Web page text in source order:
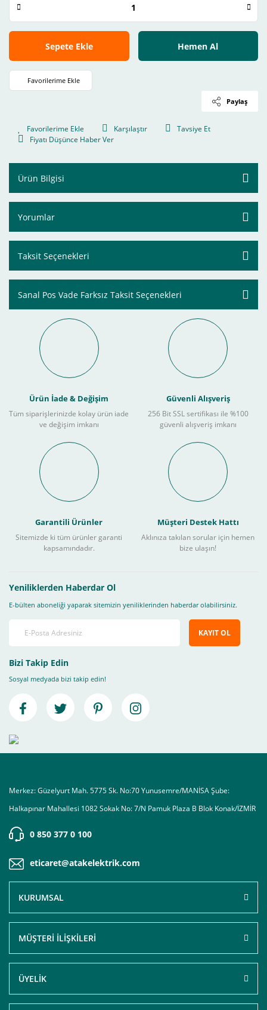
Sepete Ekle Hemen Al
Paylaş
Karşılaştır
Tavsiye Et
Fiyatı Düşünce Haber Ver
Ürün Bilgisi
Yorumlar
Taksit Seçenekleri
Sanal Pos Vade Farksız Taksit Seçenekleri
Ürün İade & Değişim
Tüm siparişlerinizde kolay ürün iade
ve değişim imkanı
Güvenli Alışveriş
256 Bit SSL sertifikası ile %100
güvenli alışveriş imkanı
Garantili Ürünler
Sitemizde ki tüm ürünler garanti
kapsamındadır.
Müşteri Destek Hattı
Aklınıza takılan sorular için hemen
bize ulaşın!
Yeniliklerden Haberdar Ol
E-bülten aboneliği yaparak sitemizin yeniliklerinden haberdar olabilirsiniz.
KAYIT OL
Bizi Takip Edin
Sosyal medyada bizi takip edin!
Merkez: Güzelyurt Mah. 5775 Sk. No:70 Yunusemre/MANİSA Şube:
Halkapınar Mahallesi 1082 Sokak No: 7/N Pamuk Plaza B Blok Konak/İZMİR
0 850 377 0 100
eticaret@atakelektrik.com
KURUMSAL
MÜŞTERİ İLİŞKİLERİ
ÜYELİK